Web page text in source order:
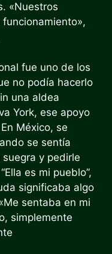
«Nuestros
fue uno de los
no podía hacerlo
una aldea
York, ese apoyo
México, se
se sentía
y pedirle
es mi pueblo”,
significaba algo
sentaba en mi
simplemente